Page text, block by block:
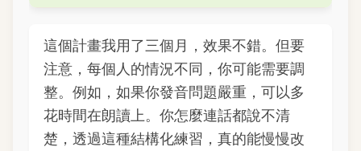
這個計畫我用了三個月，效果不錯。但要
注意，每個人的情況不同，你可能需要調
整。例如，如果你發音問題嚴重，可以多
花時間在朗讀上。你怎麼連話都說不清
楚，透過這種結構化練習，真的能慢慢改